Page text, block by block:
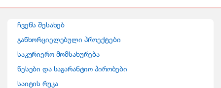
ჩვენს შესახებ
განხორციელებული პროექტები
საკურიერო მომსახურება
წესები და საგარანტიო პირობები
საიტის რუკა